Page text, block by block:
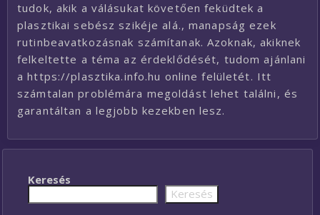
tudok, akik a válásukat követően feküdtek a
plasztikai sebész szikéje alá., manapság ezek
rutinbeavatkozásnak számítanak. Azoknak, akiknek
felkeltette a téma az érdeklődését, tudom ajánlani
a https://plasztika.info.hu online felületét. Itt
számtalan problémára megoldást lehet találni, és
garantáltan a legjobb kezekben lesz.
Keresés
Keresés